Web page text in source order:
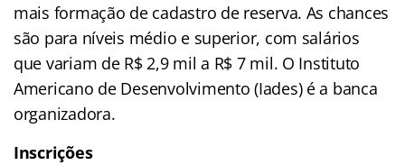
mais formação de cadastro de reserva. As chances
são para níveis médio e superior, com salários
que variam de R$ 2,9 mil a R$ 7 mil. O Instituto
Americano de Desenvolvimento (Iades) é a banca
organizadora.
Inscrições